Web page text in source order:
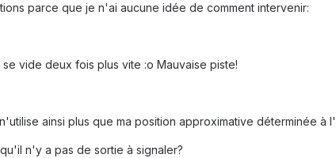
parce que je n'ai aucune idée de comment intervenir:
vide deux fois plus vite :o Mauvaise piste!
ainsi plus que ma position approximative déterminée à
n'y a pas de sortie à signaler?